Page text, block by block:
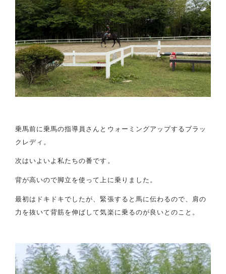
乗馬前に乗馬の指導員さんとウォーミングアップするブラッ
クレディ。
次はいよいよ私たちの番です。
背が高いので脚立を使って上に乗りました。
最初はドキドキでしたが、緊張すると馬に伝わるので、肩の
力を抜いて背筋を伸ばして気楽に乗るのが良いとのこと。